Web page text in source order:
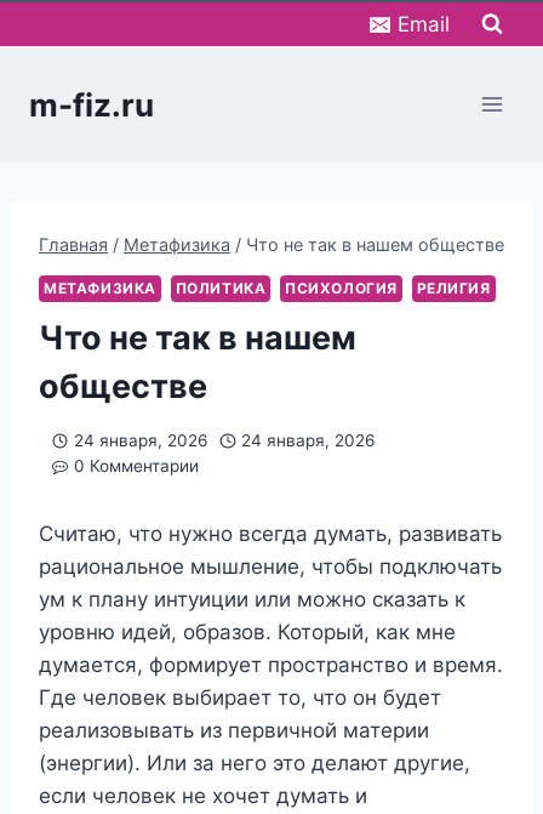
к
Email
m-fiz.ru
Главная / Метафизика / Что не так в нашем обществе
МЕТАФИЗИКА ПОЛИТИКА ПСИХОЛОГИЯ РЕЛИГИЯ
Что не так в нашем
обществе
24 января, 2026
24 января, 2026
0 Комментарии
Считаю, что нужно всегда думать, развивать
рациональное мышление, чтобы подключать
ум к плану интуиции или можно сказать к
уровню идей, образов. Который, как мне
думается, формирует пространство и время.
Где человек выбирает то, что он будет
реализовывать из первичной материи
(энергии). Или за него это делают другие,
если человек не хочет думать и